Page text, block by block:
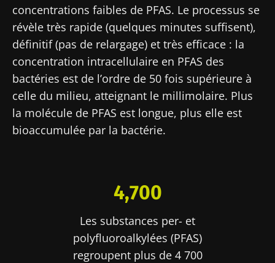
concentrations faibles de PFAS. Le processus se
révèle très rapide (quelques minutes suffisent),
définitif (pas de relargage) et très efficace : la
concentration intracellulaire en PFAS des
bactéries est de l’ordre de 50 fois supérieure à
celle du milieu, atteignant le millimolaire. Plus
la molécule de PFAS est longue, plus elle est
bioaccumulée par la bactérie.
4,700
Les substances per- et
polyfluoroalkylées (PFAS)
regroupent plus de 4 700